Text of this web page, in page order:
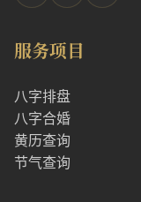
服务项目
八字排盘
八字合婚
黄历查询
节气查询